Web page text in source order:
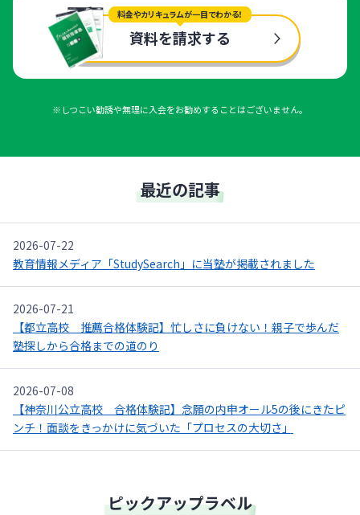
料金やカリキュラムが一目でわかる！
資料を請求する
※しつこい勧誘や無理に入会をお勧めすることはございません。
最近の記事
2026-07-22
教育情報メディア「StudySearch」に当塾が掲載されました
2026-07-21
【都立高校 推薦合格体験記】忙しさに負けない！親子で歩んだ
塾探しから合格までの道のり
2026-07-08
【神奈川公立高校 合格体験記】念願の内申オール5の後にきたピ
ンチ！面談をきっかけに気づいた「プロセスの大切さ」
ピックアップラベル